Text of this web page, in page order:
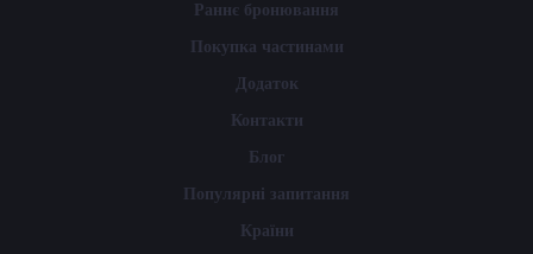
Раннє бронювання
Покупка частинами
Додаток
Контакти
Блог
Популярні запитання
Країни